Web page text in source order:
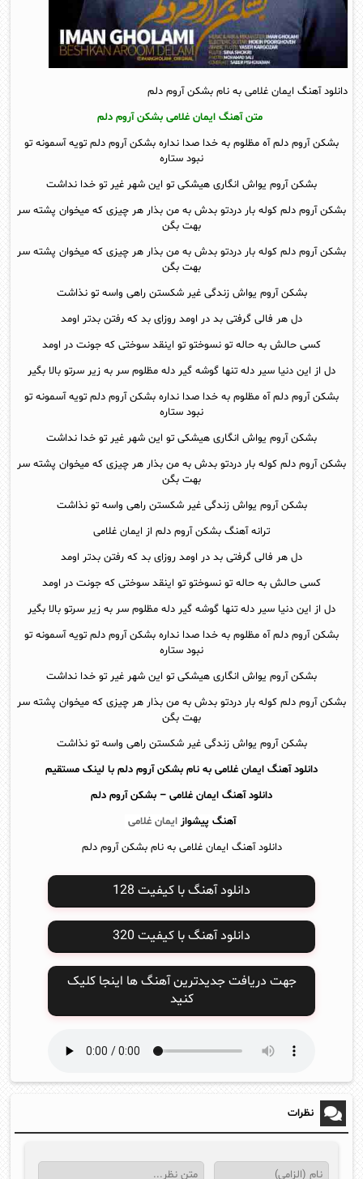
دانلود آهنگ ایمان غلامی به نام بشکن آروم دلم
متن آهنگ ایمان غلامی بشکن آروم دلم
بشکن آروم دلم آه مظلوم به خدا صدا نداره بشکن آروم دلم تویه آسمونه تو
نبود ستاره
بشکن آروم یواش انگاری هیشکی تو این شهر غیر تو خدا نداشت
بشکن آروم دلم کوله بار دردتو بدش به من بذار هر چیزی که میخوان پشته سر
بهت بگن
بشکن آروم دلم کوله بار دردتو بدش به من بذار هر چیزی که میخوان پشته سر
بهت بگن
بشکن آروم یواش زندگی غیر شکستن راهی واسه تو نذاشت
دل هر فالی گرفتی بد در اومد روزای بد که رفتن بدتر اومد
کسی حالش به حاله تو نسوختو تو اینقد سوختی که جونت در اومد
دل از این دنیا سیر دله تنها گوشه گیر دله مظلوم سر به زیر سرتو بالا بگیر
بشکن آروم دلم آه مظلوم به خدا صدا نداره بشکن آروم دلم تویه آسمونه تو
نبود ستاره
بشکن آروم یواش انگاری هیشکی تو این شهر غیر تو خدا نداشت
بشکن آروم دلم کوله بار دردتو بدش به من بذار هر چیزی که میخوان پشته سر
بهت بگن
بشکن آروم یواش زندگی غیر شکستن راهی واسه تو نذاشت
ترانه آهنگ بشکن آروم دلم از ایمان غلامی
دل هر فالی گرفتی بد در اومد روزای بد که رفتن بدتر اومد
کسی حالش به حاله تو نسوختو تو اینقد سوختی که جونت در اومد
دل از این دنیا سیر دله تنها گوشه گیر دله مظلوم سر به زیر سرتو بالا بگیر
بشکن آروم دلم آه مظلوم به خدا صدا نداره بشکن آروم دلم تویه آسمونه تو
نبود ستاره
بشکن آروم یواش انگاری هیشکی تو این شهر غیر تو خدا نداشت
بشکن آروم دلم کوله بار دردتو بدش به من بذار هر چیزی که میخوان پشته سر
بهت بگن
بشکن آروم یواش زندگی غیر شکستن راهی واسه تو نذاشت
دانلود آهنگ ایمان غلامی به نام بشکن آروم دلم با لینک مستقیم
دانلود آهنگ ایمان غلامی – بشکن آروم دلم
آهنگ پیشواز ایمان غلامی
دانلود آهنگ ایمان غلامی به نام بشکن آروم دلم
دانلود آهنگ با کیفیت 128
دانلود آهنگ با کیفیت 320
جهت دریافت جدیدترین آهنگ ها اینجا کلیک
کنید
نظرات